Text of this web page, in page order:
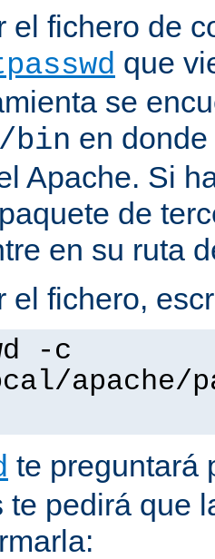
el fichero de
que
se
/bin en
Apache. Si
de
en su ruta
el fichero,
-c
apache/
te preguntará
te pedirá que